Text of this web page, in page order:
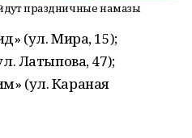
праздничные намазы
(ул. Мира, 15);
Латыпова, 47);
(ул. Караная